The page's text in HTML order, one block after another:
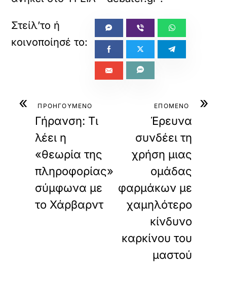
« ΠΡΟΗΓΟΥΜΕΝΟ
Γήρανση: Τι
λέει η
«θεωρία της
πληροφορίας»
σύμφωνα με
το Χάρβαρντ
»
ΕΠΟΜΕΝΟ
Έρευνα
συνδέει τη
χρήση μιας
ομάδας
φαρμάκων με
χαμηλότερο
κίνδυνο
καρκίνου του
μαστού